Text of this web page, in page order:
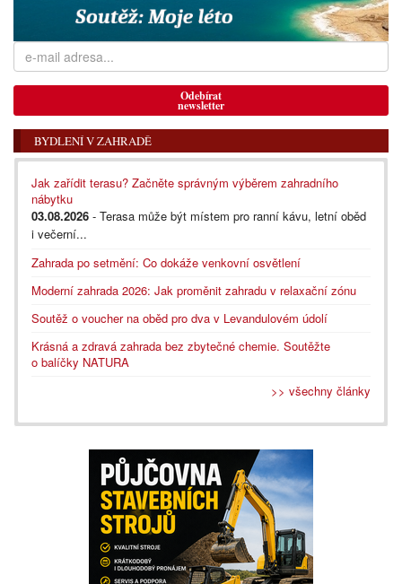
Odebírat
newsletter
BYDLENÍ V ZAHRADĚ
Jak zařídit terasu? Začněte správným výběrem zahradního
nábytku
03.08.2026 - Terasa může být místem pro ranní kávu, letní oběd
i večerní...
Zahrada po setmění: Co dokáže venkovní osvětlení
Moderní zahrada 2026: Jak proměnit zahradu v relaxační zónu
Soutěž o voucher na oběd pro dva v Levandulovém údolí
Krásná a zdravá zahrada bez zbytečné chemie. Soutěžte
o balíčky NATURA
>> všechny články